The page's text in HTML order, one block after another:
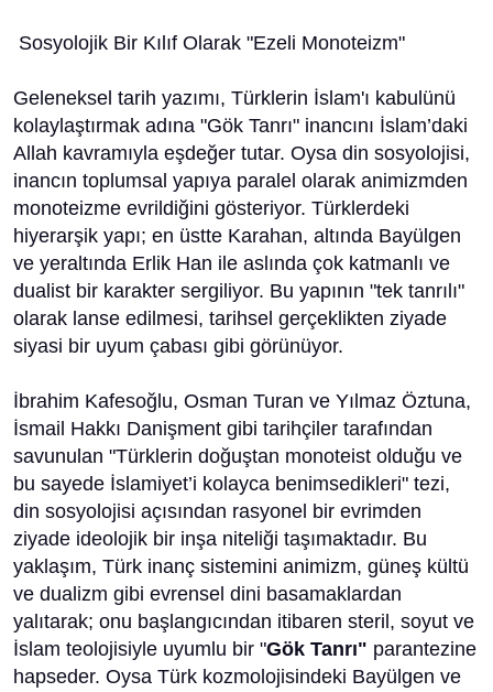
​ Sosyolojik Bir Kılıf Olarak "Ezeli Monoteizm"
​Geleneksel tarih yazımı, Türklerin İslam'ı kabulünü
kolaylaştırmak adına "Gök Tanrı" inancını İslam’daki
Allah kavramıyla eşdeğer tutar. Oysa din sosyolojisi,
inancın toplumsal yapıya paralel olarak animizmden
monoteizme evrildiğini gösteriyor. Türklerdeki
hiyerarşik yapı; en üstte Karahan, altında Bayülgen
ve yeraltında Erlik Han ile aslında çok katmanlı ve
dualist bir karakter sergiliyor. Bu yapının "tek tanrılı"
olarak lanse edilmesi, tarihsel gerçeklikten ziyade
siyasi bir uyum çabası gibi görünüyor.
İbrahim Kafesoğlu, Osman Turan ve Yılmaz Öztuna,
İsmail Hakkı Danişment gibi tarihçiler tarafından
savunulan "Türklerin doğuştan monoteist olduğu ve
bu sayede İslamiyet’i kolayca benimsedikleri" tezi,
din sosyolojisi açısından rasyonel bir evrimden
ziyade ideolojik bir inşa niteliği taşımaktadır. Bu
yaklaşım, Türk inanç sistemini animizm, güneş kültü
ve dualizm gibi evrensel dini basamaklardan
yalıtarak; onu başlangıcından itibaren steril, soyut ve
İslam teolojisiyle uyumlu bir "Gök Tanrı" parantezine
hapseder. Oysa Türk kozmolojisindeki Bayülgen ve